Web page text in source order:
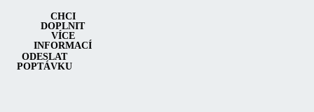
ODESLAT
POPTÁVKU
CHCI
DOPLNIT
VÍCE
INFORMACÍ